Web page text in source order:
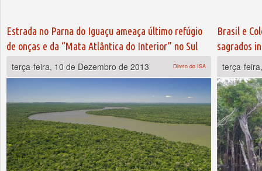
Estrada no Parna do Iguaçu ameaça último refúgio
de onças e da “Mata Atlântica do Interior” no Sul
terça-feira, 10 de Dezembro de 2013
Direto do ISA
Brasil e
sagrados
terça-